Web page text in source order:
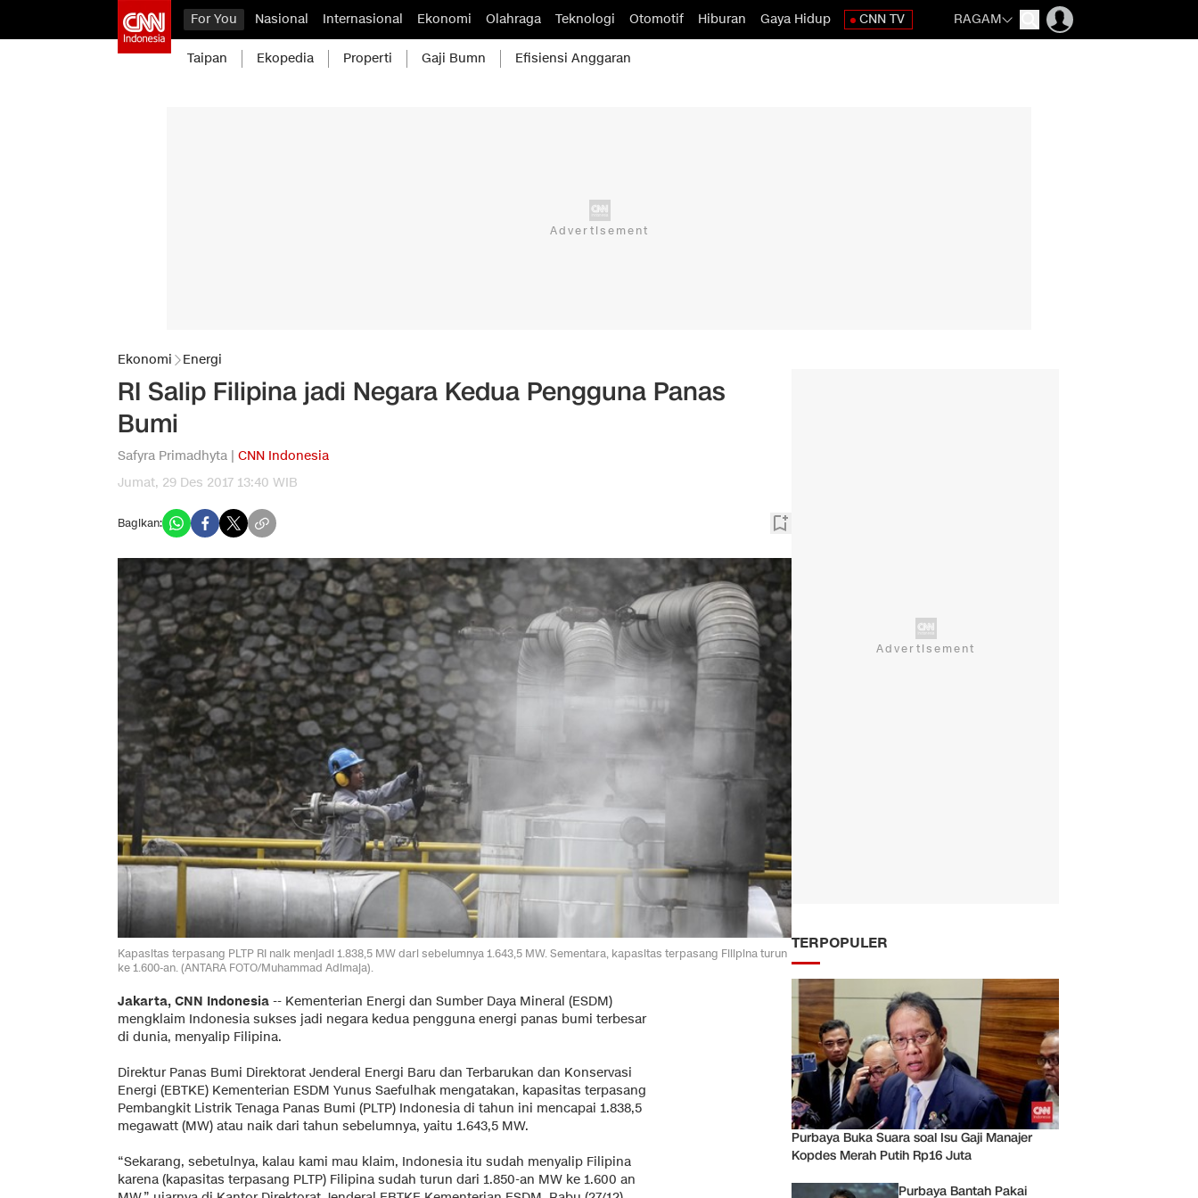
For You Nasional Internasional Ekonomi Olahraga Teknologi Otomotif Hiburan Gaya Hidup CNN TV RAGAM
Taipan Ekopedia Properti Gaji Bumn Efisiensi Anggaran
Ekonomi Energi
RI Salip Filipina jadi Negara Kedua Pengguna Panas
Bumi
Safyra Primadhyta | CNN Indonesia
Jumat, 29 Des 2017 13:40 WIB
Bagikan:
Kapasitas terpasang PLTP RI naik menjadi 1.838,5 MW dari sebelumnya 1.643,5 MW. Sementara, kapasitas terpasang Filipina turun
ke 1.600-an. (ANTARA FOTO/Muhammad Adimaja).
Jakarta, CNN Indonesia -- Kementerian Energi dan Sumber Daya Mineral (ESDM)
mengklaim Indonesia sukses jadi negara kedua pengguna energi panas bumi terbesar
di dunia, menyalip Filipina.
Direktur Panas Bumi Direktorat Jenderal Energi Baru dan Terbarukan dan Konservasi
Energi (EBTKE) Kementerian ESDM Yunus Saefulhak mengatakan, kapasitas terpasang
Pembangkit Listrik Tenaga Panas Bumi (PLTP) Indonesia di tahun ini mencapai 1.838,5
megawatt (MW) atau naik dari tahun sebelumnya, yaitu 1.643,5 MW.
“Sekarang, sebetulnya, kalau kami mau klaim, Indonesia itu sudah menyalip Filipina
karena (kapasitas terpasang PLTP) Filipina sudah turun dari 1.850-an MW ke 1.600 an
TERPOPULER
Purbaya Buka Suara soal Isu Gaji Manajer
Kopdes Merah Putih Rp16 Juta
Purbaya Bantah Pakai